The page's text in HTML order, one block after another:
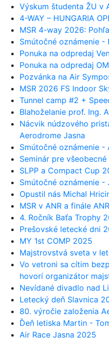
Výskum študenta ŽU v
4-WAY – HUNGARIA
MSR 4-way 2026:
Smútočné oznámenie -
Ponuka na odpredaj
Ponuka na odpredaj
Pozvánka na Air
MSR 2026 FS Indoor
Tunnel camp #2 +
Blahoželanie prof. Ing.
Nácvik núdzového
Aerodrome Jasna
Smútočné oznámenie -
Seminár pre
SLPP a Compact Cup
Smútočné oznámenie -
Opustil nás Michal
MSR v ANR a finále
4. Ročník Baťa Trophy
Prešovské letecké dni
MY 1st COMP 2025
Majstrovstvá sveta v
Vo vetroni sa cítim
hovorí organizátor
Nevídané divadlo nad
Letecký deň Slavnica
80. výročie založenia
Ďeň letiska Martin -
Air Race Jasna 2025